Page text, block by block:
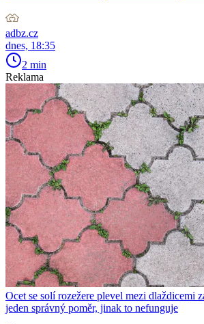
adbz.cz
dnes, 18:35
2 min
Reklama
Ocet se solí rozežere plevel mezi dlaždicemi
jeden správný poměr, jinak to nefunguje